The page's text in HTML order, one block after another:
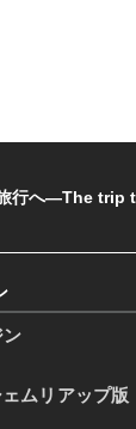
旅行へ―The
ン
ムリアップ版